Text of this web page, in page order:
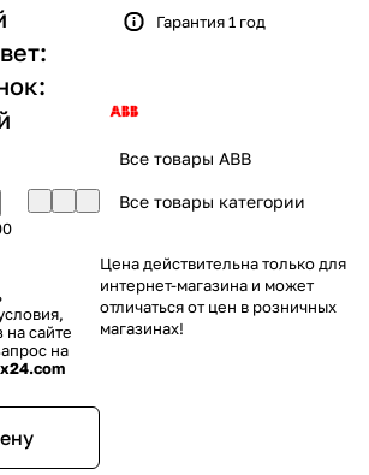
сайте
на
Гарантия 1 год
Все товары ABB
Все товары категории
Цена действительна только для
интернет-магазина и может
отличаться от цен в розничных
магазинах!